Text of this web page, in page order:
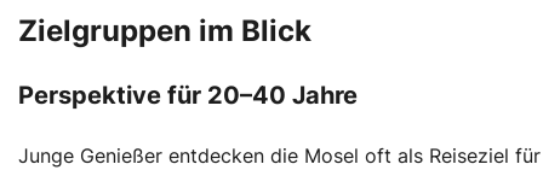
Zielgruppen im Blick
Perspektive für 20–40 Jahre
Junge Genießer entdecken die Mosel oft als Reiseziel